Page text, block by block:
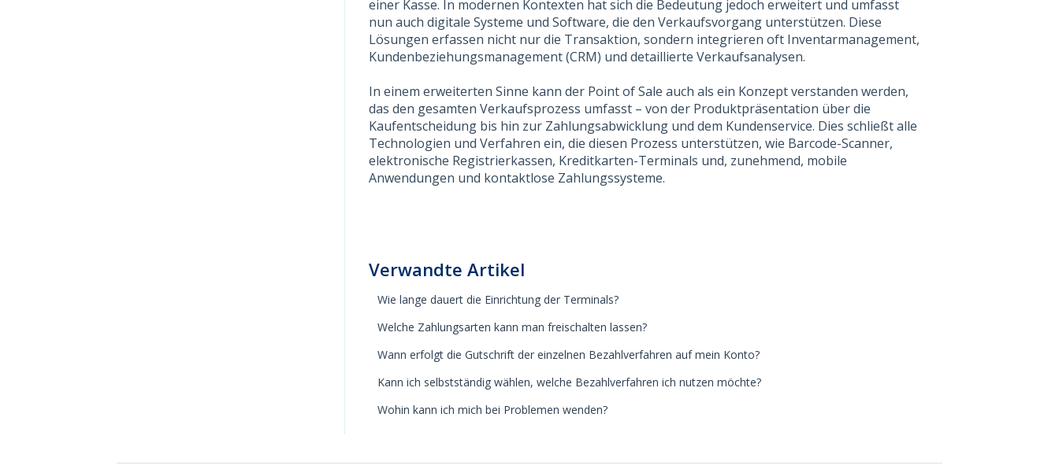
einer Kasse. In modernen Kontexten hat sich die Bedeutung jedoch erweitert und umfasst
nun auch digitale Systeme und Software, die den Verkaufsvorgang unterstützen. Diese
Lösungen erfassen nicht nur die Transaktion, sondern integrieren oft Inventarmanagement,
Kundenbeziehungsmanagement (CRM) und detaillierte Verkaufsanalysen.
In einem erweiterten Sinne kann der Point of Sale auch als ein Konzept verstanden werden,
das den gesamten Verkaufsprozess umfasst – von der Produktpräsentation über die
Kaufentscheidung bis hin zur Zahlungsabwicklung und dem Kundenservice. Dies schließt alle
Technologien und Verfahren ein, die diesen Prozess unterstützen, wie Barcode-Scanner,
elektronische Registrierkassen, Kreditkarten-Terminals und, zunehmend, mobile
Anwendungen und kontaktlose Zahlungssysteme.
Verwandte Artikel
Wie lange dauert die Einrichtung der Terminals?
Welche Zahlungsarten kann man freischalten lassen?
Wann erfolgt die Gutschrift der einzelnen Bezahlverfahren auf mein Konto?
Kann ich selbstständig wählen, welche Bezahlverfahren ich nutzen möchte?
Wohin kann ich mich bei Problemen wenden?